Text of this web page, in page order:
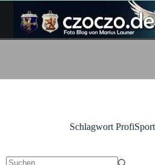
Inhalt
springen
Schlagwort